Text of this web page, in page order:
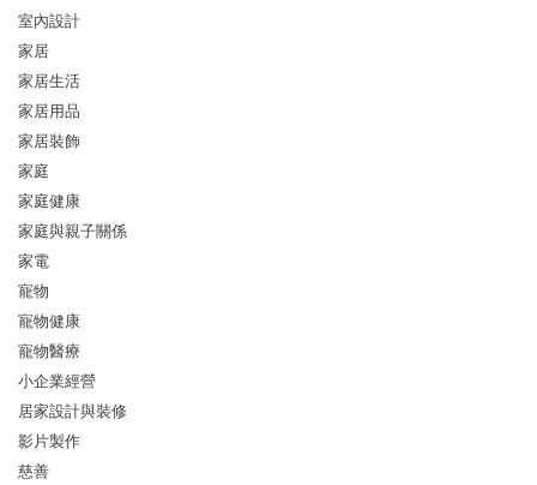
室內設計
家居
家居生活
家居用品
家居裝飾
家庭
家庭健康
家庭與親子關係
家電
寵物
寵物健康
寵物醫療
小企業經營
居家設計與裝修
影片製作
慈善